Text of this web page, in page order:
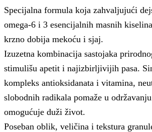
Specijalna formula koja zahvaljujući
omega-6 i 3 esencijalnih masnih
krzno dobija mekoću i sjaj.
Izuzetna kombinacija sastojaka
stimulišu apetit i najizbirljivijih pasa.
kompleks antioksidanata i vitamina,
slobodnih radikala pomaže u
omogućuje duži život.
Poseban oblik, veličina i tekstura